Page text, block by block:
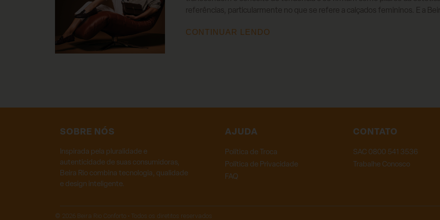
referências, particularmente no que se refere a calçados femininos. E a
CONTINUAR LENDO
SOBRE NÓS
Inspirada pela pluralidade e
autenticidade de suas consumidoras,
Beira Rio combina tecnologia, qualidade
e design inteligente.
AJUDA
Política de Troca
Política de Privacidade
FAQ
CONTATO
SAC 0800 541 3536
Trabalhe Conosco
© 2026 Beira Rio Conforto • Todos os diretitos reservados